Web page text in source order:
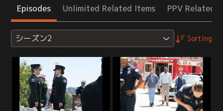
Episodes Unlimited Related Items PPV Related
シーズン2 Sorting